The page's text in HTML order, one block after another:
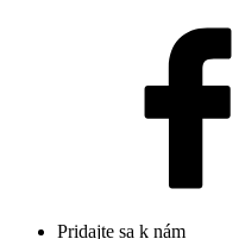
Pridajte sa k nám